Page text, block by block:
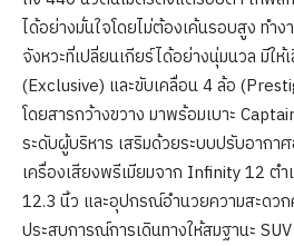
ได้อย่างมั่นใจโดยไม่ต้องเค้นรอบสูง ทำ
จังหวะที่เปลี่ยนเกียร์ได้อย่างนุ่มนวล มีใ
(Exclusive) และขับเคลื่อน 4 ล้อ
โดยสารกว้างขวาง มาพร้อมเบาะ
ระดับผู้บริหาร เสริมด้วยระบบปรับอากา
เครื่องเสียงพรีเมียมจาก Infinity 12 ต
12.3 นิ้ว และอุปกรณ์อำนวยความสะดว
ประสบการณ์การเดินทางให้สมฐานะ